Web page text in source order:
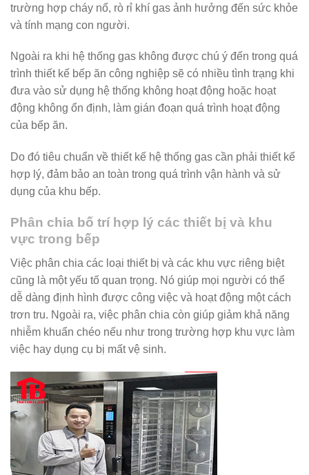
trường hợp cháy nổ, rò rỉ khí gas ảnh hưởng đến sức khỏe
và tính mạng con người.
Ngoài ra khi hệ thống gas không được chú ý đến trong quá
trình thiết kế bếp ăn công nghiệp sẽ có nhiều tình trạng khi
đưa vào sử dụng hệ thống không hoạt động hoặc hoạt
động không ổn định, làm gián đoạn quá trình hoạt động
của bếp ăn.
Do đó tiêu chuẩn về thiết kế hệ thống gas cần phải thiết kế
hợp lý, đảm bảo an toàn trong quá trình vận hành và sử
dụng của khu bếp.
Phân chia bố trí hợp lý các thiết bị và khu
vực trong bếp
Việc phân chia các loại thiết bị và các khu vực riêng biệt
cũng là một yếu tố quan trọng. Nó giúp mọi người có thể
dễ dàng định hình được công việc và hoạt động một cách
trơn tru. Ngoài ra, việc phân chia còn giúp giảm khả năng
nhiễm khuẩn chéo nếu như trong trường hợp khu vực làm
việc hay dụng cụ bị mất vệ sinh.